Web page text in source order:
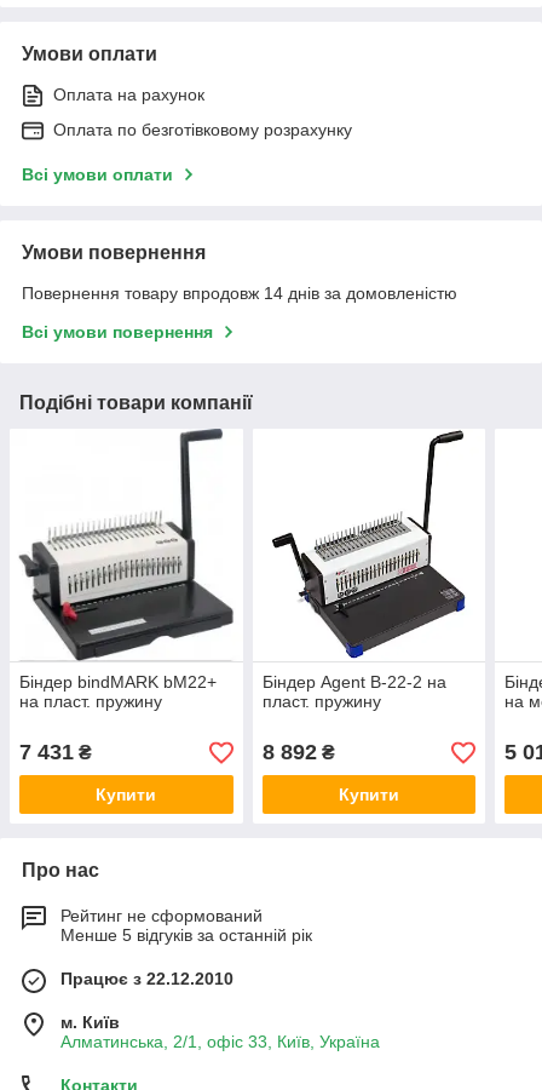
Умови оплати
Оплата на рахунок
Оплата по безготівковому розрахунку
Всі умови оплати
Умови повернення
Повернення товару впродовж 14 днів за домовленістю
Всі умови повернення
Подібні товари компанії
Біндер bindMARK bM22+
на пласт. пружину
7 431 ₴
Купити
Біндер Agent B-22-2 на
пласт. пружину
8 892₴
Купити
на
5
Про нас
Рейтинг не сформований
Менше 5 відгуків за останній рік
Працює з 22.12.2010
м. Київ
Алматинська, 2/1, офіс 33, Київ, Україна
Контакти